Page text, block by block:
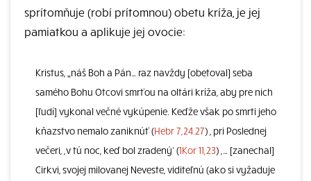
sprítomňuje (robí prítomnou) obetu kríža, je jej
pamiatkou a aplikuje jej ovocie:
Kristus, „náš Boh a Pán… raz navždy [obetoval] seba
samého Bohu Otcovi smrťou na oltári kríža, aby pre nich
[ľudí] vykonal večné vykúpenie. Keďže však po smrti jeho
kňazstvo nemalo zaniknúť (Hebr 7,24.27) , pri Poslednej
večeri, ,v tú noc, keď bol zradený‘ (1Kor 11,23) ,… [zanechal]
Cirkvi, svojej milovanej Neveste, viditeľnú (ako si vyžaduje